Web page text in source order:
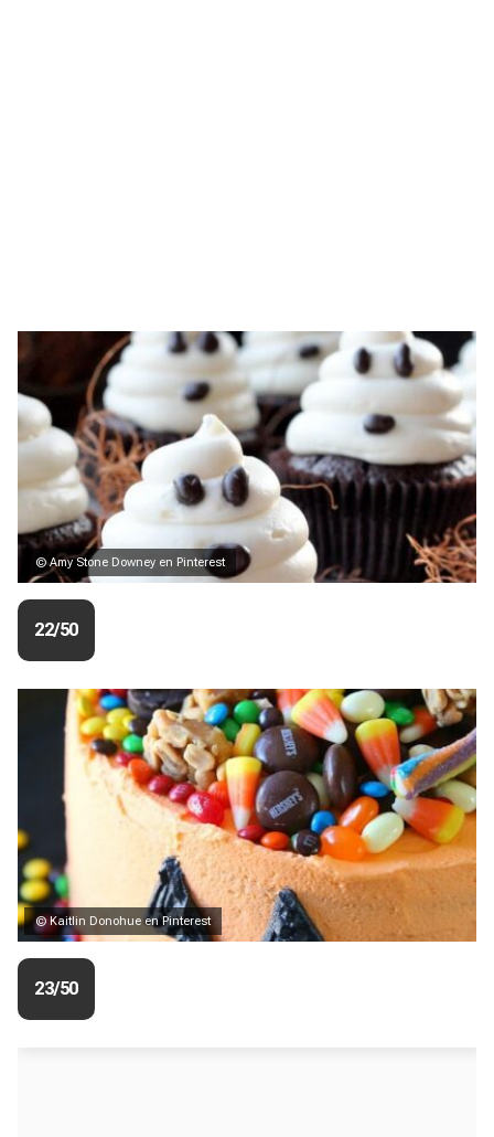
© Amy Stone Downey en Pinterest
22/50
© Kaitlin Donohue en Pinterest
23/50